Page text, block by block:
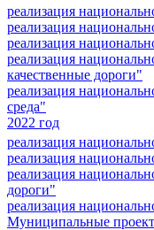
реализация
реализация
реализация
реализация
качественные дороги"
реализация
среда"
2022 год
реализация
реализация
реализация
дороги"
реализация
Муниципальные